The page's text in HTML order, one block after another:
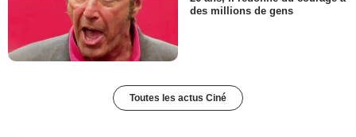
des millions de gens
Toutes les actus Ciné